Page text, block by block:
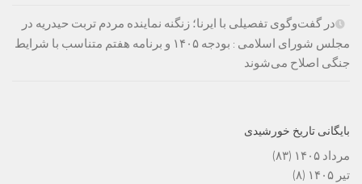
در گفت‌وگوی تفصیلی با ایرنا؛ زنگنه نماینده مردم تربت حیدریه در
مجلس شورای اسلامی : بودجه ۱۴۰۵ و برنامه هفتم متناسب با شرایط
جنگی اصلاح می‌شوند
بایگانی تاریخ خورشیدی
مرداد ۱۴۰۵
(۸۳)
تیر ۱۴۰۵
(۸)